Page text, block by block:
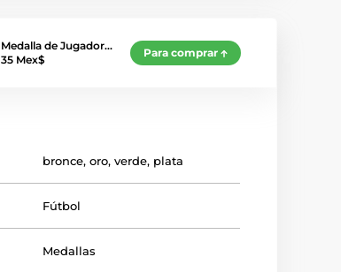
Medalla de Jugador…
35 Mex$
Para comprar
bronce,oro,verde, plata
Fútbol
Medallas